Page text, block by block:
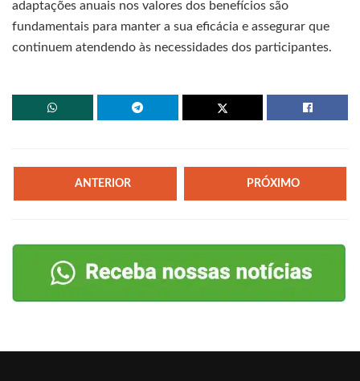
adaptações anuais nos valores dos benefícios são
fundamentais para manter a sua eficácia e assegurar que
continuem atendendo às necessidades dos participantes.
ANTERIOR PRÓXIMO